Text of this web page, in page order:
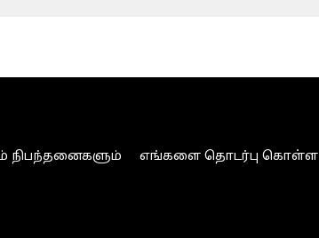
நிபந்தனைகளும் எங்களை தொடர்பு கொள்ள